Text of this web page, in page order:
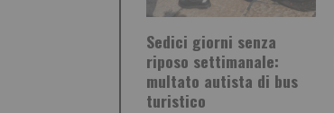
Sedici giorni senza
riposo settimanale:
multato autista di bus
turistico